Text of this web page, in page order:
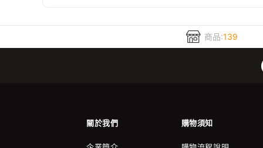
商品:139
關於我們 購物須知